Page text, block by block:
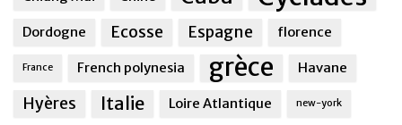
Dordogne Ecosse Espagne florence
France French polynesia grèce Havane
Hyères Italie Loire Atlantique new-york